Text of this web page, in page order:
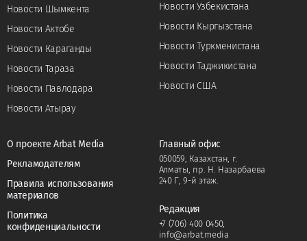
Новости Шымкента
Новости Актобе
Новости Караганды
Новости Тараза
Новости Павлодара
Новости Атырау
Новости Узбекистана
Новости Кыргызстана
Новости Туркменистана
Новости Таджикистана
Новости США
О проекте Arbat Media
Рекламодателям
Правила использования
материалов
Политика
конфиденциальности
Главный офис
050059, Казахстан, г.
Алматы, пр. Н. Назарбаева
240 Г, 9-й этаж.
Редакция
+7 (706) 400 0450,
info@arbat.media